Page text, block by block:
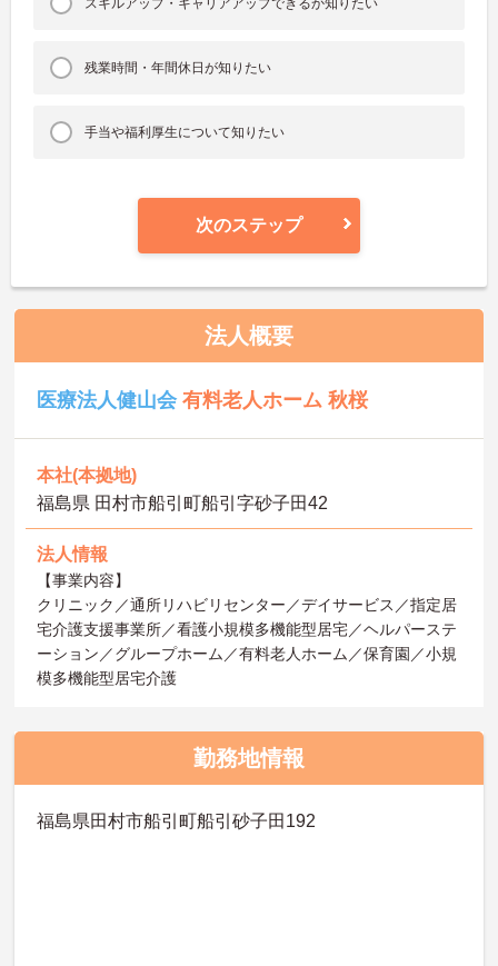
残業時間・年間休日が知りたい
手当や福利厚生について知りたい
次のステップ
法人概要
医療法人健山会有料老人ホーム 秋桜
本社(本拠地)
福島県 田村市船引町船引字砂子田42
法人情報
【事業内容】
クリニック／通所リハビリセンター／デイサービス／指定居
宅介護支援事業所／看護小規模多機能型居宅／ヘルパーステ
ーション／グループホーム／有料老人ホーム／保育園／小規
模多機能型居宅介護
勤務地情報
福島県田村市船引町船引砂子田192